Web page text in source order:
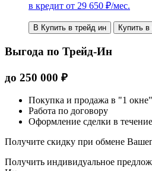
в кредит от 29 650 ₽/мес.
В Купить в трейд ин Купить в
Выгода по Трейд-Ин
до 250 000 ₽
Покупка и продажа в "1 окне"
Работа по договору
Оформление сделки в
Получите скидку при обмене
Получить индивидуальное